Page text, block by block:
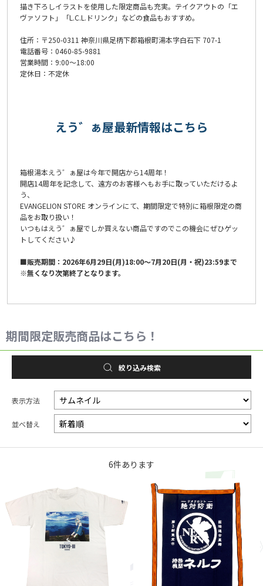
描き下ろしイラストを使用した限定商品も充実。テイクアウトの「エ
ヴァソフト」「L.C.L.ドリンク」などの食品もおすすめ。
住所：〒250-0311 神奈川県足柄下郡箱根町湯本字白石下 707-1
電話番号：0460-85-9881
営業時間：9:00～18:00
定休日：不定休
えう゛ぁ屋最新情報はこちら
箱根湯本えう゛ぁ屋は今年で開店から14周年！
開店14周年を記念して、遠方のお客様へもお手に取っていただけるよ
う、
EVANGELION STORE オンラインにて、期間限定で特別に箱根限定の商
品をお取り扱い！
いつもはえう゛ぁ屋でしか買えない商品ですのでこの機会にぜひゲッ
トしてください♪
■販売期間：2026年6月29日(月)18:00～7月20日(月・祝)23:59まで
※無くなり次第終了となります。
期間限定販売商品はこちら！
絞り込み検索
表示方法
並べ替え
6件あります